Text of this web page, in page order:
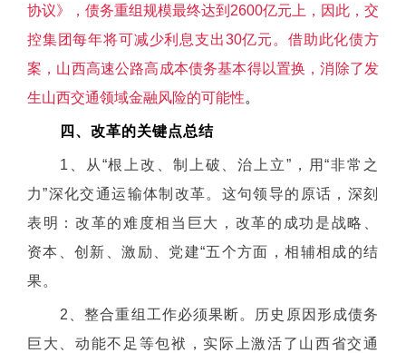
协议》，债务重组规模最终达到2600亿元上，因此，交
控集团每年将可减少利息支出30亿元。借助此化债方
案，山西高速公路高成本债务基本得以置换，消除了发
生山西交通领域金融风险的可能性。
四、改革的关键点总结
1、从“根上改、制上破、治上立”，用“非常之
力”深化交通运输体制改革。这句领导的原话，深刻
表明：改革的难度相当巨大，改革的成功是战略、
资本、创新、激励、党建“五个方面，相辅相成的结
果。
2、整合重组工作必须果断。历史原因形成债务
巨大、动能不足等包袱，实际上激活了山西省交通